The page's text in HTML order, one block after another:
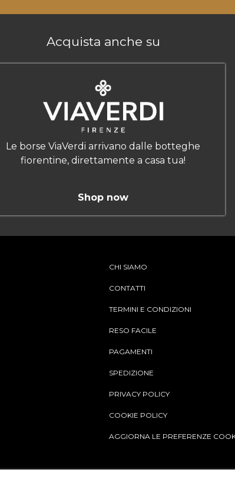
Acquista anche su
Le borse ViaVerdi arrivano dalle botteghe
fiorentine, direttamente a casa tua!
Shop now
CHI SIAMO
CONTATTI
TERMINI E CONDIZIONI
RESO FACILE
PAGAMENTI
SPEDIZIONE
PRIVACY POLICY
COOKIE POLICY
AGGIORNA LE PREFERENZE